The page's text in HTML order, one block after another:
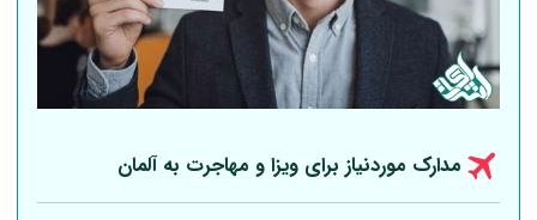
مدارک موردنیاز برای ویزا و مهاجرت بهآلمان